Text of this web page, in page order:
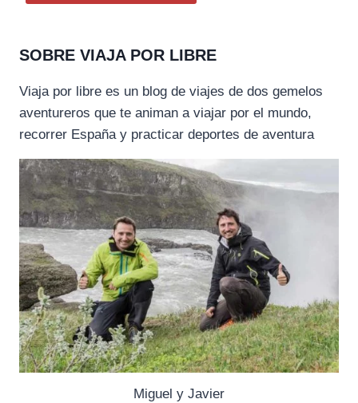
SOBRE VIAJA POR LIBRE
Viaja por libre es un blog de viajes de dos gemelos
aventureros que te animan a viajar por el mundo,
recorrer España y practicar deportes de aventura
Miguel y Javier